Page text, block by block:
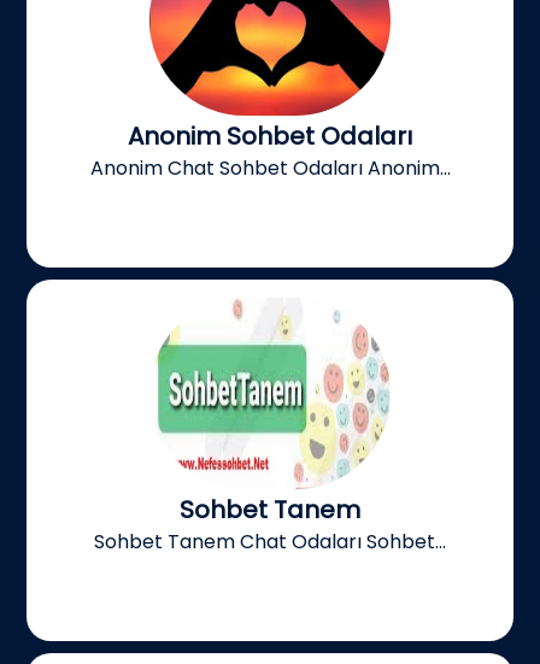
Anonim Sohbet Odaları
Anonim Chat Sohbet Odaları Anonim...
Sohbet Tanem
Sohbet Tanem Chat Odaları Sohbet...